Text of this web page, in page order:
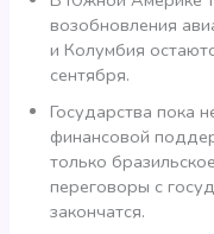
возобновления
и Колумбия
сентября.
Государства пока
финансовой
только
переговоры с
закончатся.